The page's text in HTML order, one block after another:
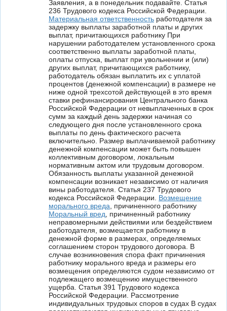
Заявления, а в понедельник подавайте. Статья
236 Трудового кодекса Российской Федерации.
Материальная ответственность работодателя за
задержку выплаты заработной платы и других
выплат, причитающихся работнику При
нарушении работодателем установленного срока
соответственно выплаты заработной платы,
оплаты отпуска, выплат при увольнении и (или)
других выплат, причитающихся работнику,
работодатель обязан выплатить их с уплатой
процентов (денежной компенсации) в размере не
ниже одной трехсотой действующей в это время
ставки рефинансирования Центрального банка
Российской Федерации от невыплаченных в срок
сумм за каждый день задержки начиная со
следующего дня после установленного срока
выплаты по день фактического расчета
включительно. Размер выплачиваемой работнику
денежной компенсации может быть повышен
коллективным договором, локальным
нормативным актом или трудовым договором.
Обязанность выплаты указанной денежной
компенсации возникает независимо от наличия
вины работодателя. Статья 237 Трудового
кодекса Российской Федерации. Возмещение
морального вреда , причиненного работнику
Моральный вред , причиненный работнику
неправомерными действиями или бездействием
работодателя, возмещается работнику в
денежной форме в размерах, определяемых
соглашением сторон трудового договора. В
случае возникновения спора факт причинения
работнику морального вреда и размеры его
возмещения определяются судом независимо от
подлежащего возмещению имущественного
ущерба. Статья 391 Трудового кодекса
Российской Федерации. Рассмотрение
индивидуальных трудовых споров в судах В судах